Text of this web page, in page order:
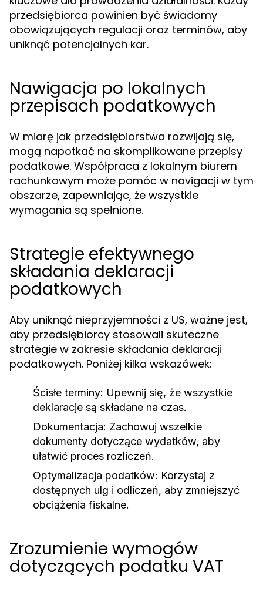
przedsiębiorca powinien być świadomy
obowiązujących regulacji oraz terminów, aby
uniknąć potencjalnych kar.
Nawigacja po lokalnych
przepisach podatkowych
W miarę jak przedsiębiorstwa rozwijają się,
mogą napotkać na skomplikowane przepisy
podatkowe. Współpraca z lokalnym biurem
rachunkowym może pomóc w navigacji w tym
obszarze, zapewniając, że wszystkie
wymagania są spełnione.
Strategie efektywnego
składania deklaracji
podatkowych
Aby uniknąć nieprzyjemności z US, ważne jest,
aby przedsiębiorcy stosowali skuteczne
strategie w zakresie składania deklaracji
podatkowych. Poniżej kilka wskazówek:
Ścisłe terminy: Upewnij się, że wszystkie
deklaracje są składane na czas.
Dokumentacja: Zachowuj wszelkie
dokumenty dotyczące wydatków, aby
ułatwić proces rozliczeń.
Optymalizacja podatków: Korzystaj z
dostępnych ulg i odliczeń, aby zmniejszyć
obciążenia fiskalne.
Zrozumienie wymogów
dotyczących podatku VAT